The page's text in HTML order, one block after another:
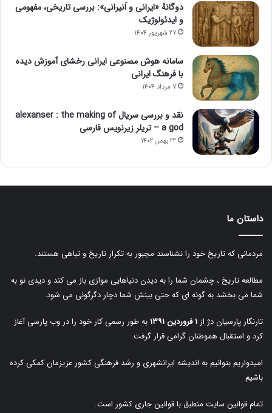
دوگانهٔ «ایرانی و اَنیرانی»: بررسی تاریخی، مفهومی
و ایدئولوژیک
۲۷ شهریور ۱۴۰۴
سامانه هوش مصنوعی ایرانی رخشای آموزش دیده
با فرهنگ ایرانی
۷ مرداد ۱۴۰۴
نقد و بررسی سریال alexanser : the making of
a god – تریلر زیرنویس فارسی
۲۲ بهمن ۱۴۰۲
داستان ما
مردمانی که تاریخ خود را نشناسند مجبور به تکرار تاریخ و تباهی هستند.
مطالعه تاریخ ، چشمان شما را به دیدن دنیاهایی موازی باز می کند و دیدی نو به
شما می بخشد به گونه ای که حتی بینش شما دچار دگرگونی می شود.
تارنگار پارسیان دژ از ۱ فروردین ۱۳۹۱
به طور رسمی کار خود را در وب پارسی آغاز
کرد و استقبال هموطنان گرامی قرار گرفت.
امیدواریم بتوانیم به اندیشه ایرانشهری و رشد فرهنگی کشور عزیزمان کمکی کرده
باشیم
تمام قوانین سایت منطبق با قوانین جاری کشور است.